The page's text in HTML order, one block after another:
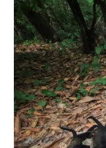
重打擊。在塔斯
（Narawntapu
命。澳洲首都特
熊的目擊報告中
危機，不僅乾旱
是一項嚴峻挑戰
疥癬是由鑽入皮
此搔癢、掉毛、
疥癬代表緩慢而